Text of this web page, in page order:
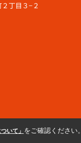
丁目３−２
いて」 をご確認ください。